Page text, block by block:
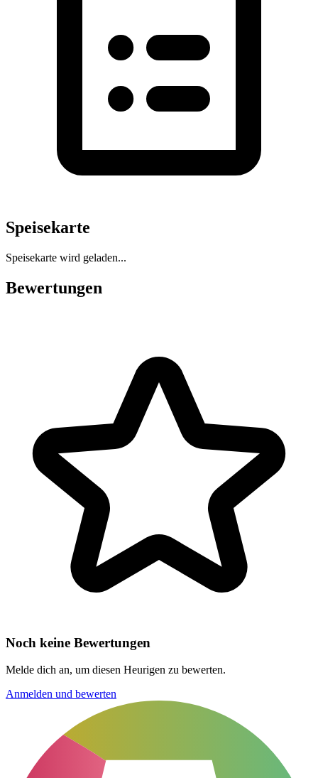
Speisekarte
Speisekarte wird geladen...
Bewertungen
Noch keine Bewertungen
Melde dich an, um diesen Heurigen zu bewerten.
Anmelden und bewerten